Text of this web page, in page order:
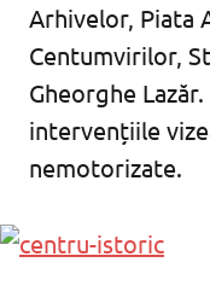
Arhivelor, Piata
Centumvirilor,
Gheorghe
intervențiile
nemotorizate.